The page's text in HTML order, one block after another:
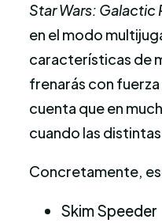
Star Wars: Galactic
en el modo
características de
frenarás con
cuenta que en
cuando las
Concretamente,
Skim Speeder